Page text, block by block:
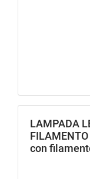
LAMPADA
con